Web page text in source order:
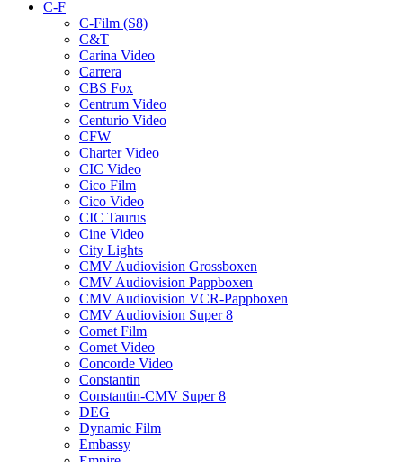
C-F
C-Film (S8)
C&T
Carina Video
Carrera
CBS Fox
Centrum Video
Centurio Video
CFW
Charter Video
CIC Video
Cico Film
Cico Video
CIC Taurus
Cine Video
City Lights
CMV Audiovision Grossboxen
CMV Audiovision Pappboxen
CMV Audiovision VCR-Pappboxen
CMV Audiovision Super 8
Comet Film
Comet Video
Concorde Video
Constantin
Constantin-CMV Super 8
DEG
Dynamic Film
Embassy